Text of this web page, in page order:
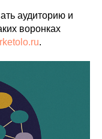
аудиторию и
воронках
.